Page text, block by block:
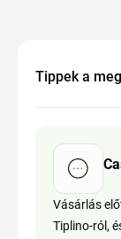
Tippek a
Vásárlás
Tiplino-ról,